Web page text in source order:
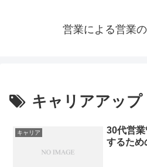
営業による営業
キャリアアップ
キャリア
30代営
するため